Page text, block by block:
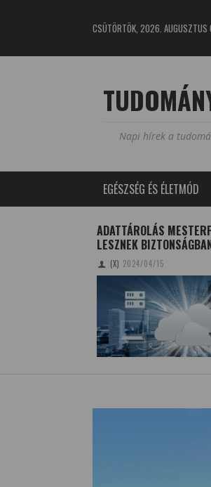
CSÜTÖRTÖK, 2026. AUGUSZTUS
Napi hírek a
EGÉSZSÉG ÉS ÉLETMÓD
ADATTÁROLÁS
LESZNEK
(X) 2024/04/15